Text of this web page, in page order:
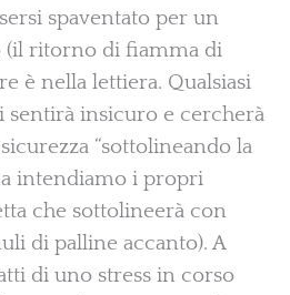
spaventato per un
ritorno di fiamma di
è nella lettiera. Qualsiasi
sentirà insicuro e cercherà
“sottolineando la
intendiamo i propri
che sottolineerà con
di palline accanto). A
di uno stress in corso